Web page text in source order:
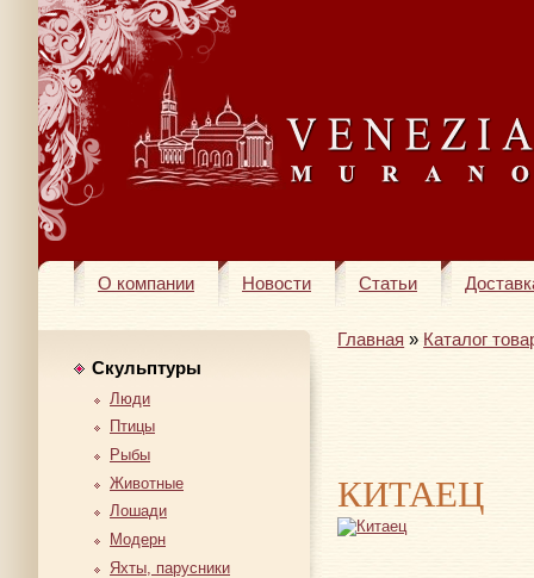
О компании Новости Статьи
Скульптуры
Люди
Птицы
Рыбы
Животные
Лошади
Модерн
Яхты, парусники
Главная » Каталог
КИТАЕЦ